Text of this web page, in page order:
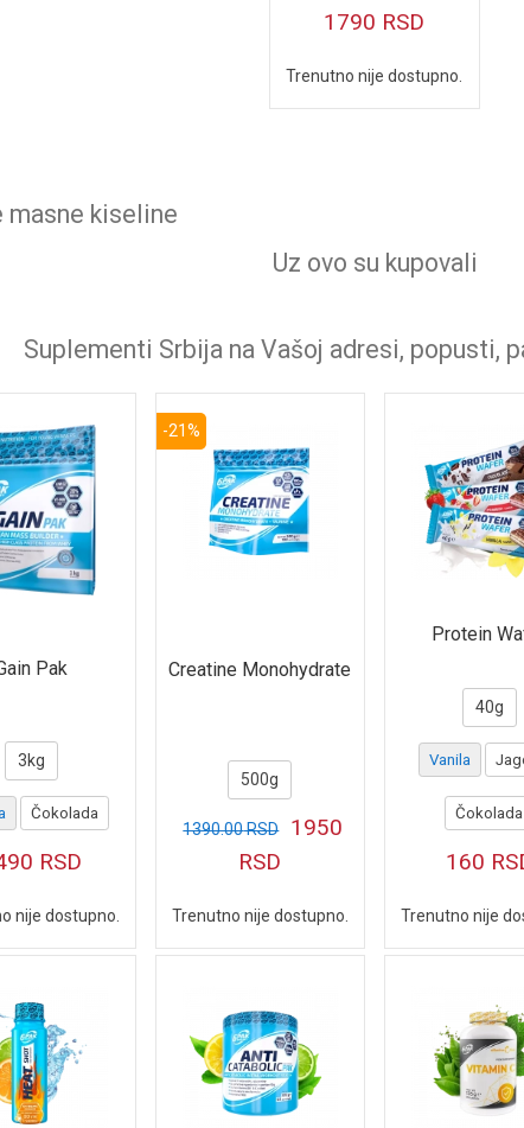
1790 RSD
Trenutno nije dostupno.
masne kiseline
Uz ovo su kupovali
Suplementi Srbija na Vašoj adresi, popusti,
Pak
3kg
Čokolada
RSD
nije dostupno.
-21%
Creatine Monohydrate
500g
1390.00RSD
1950
RSD
Trenutno nije dostupno.
Protein
40g
Vanila
Čokolada
160
Trenutno nije